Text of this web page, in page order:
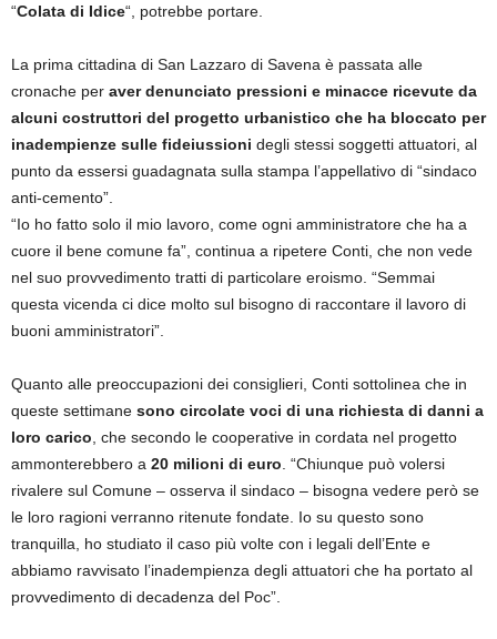
“Colata di Idice“, potrebbe portare.
La prima cittadina di San Lazzaro di Savena è passata alle
cronache per aver denunciato pressioni e minacce ricevute da
alcuni costruttori del progetto urbanistico che ha bloccato per
inadempienze sulle fideiussioni degli stessi soggetti attuatori, al
punto da essersi guadagnata sulla stampa l’appellativo di “sindaco
anti-cemento”.
“Io ho fatto solo il mio lavoro, come ogni amministratore che ha a
cuore il bene comune fa”, continua a ripetere Conti, che non vede
nel suo provvedimento tratti di particolare eroismo. “Semmai
questa vicenda ci dice molto sul bisogno di raccontare il lavoro di
buoni amministratori”.
Quanto alle preoccupazioni dei consiglieri, Conti sottolinea che in
queste settimane sono circolate voci di una richiesta di danni a
loro carico , che secondo le cooperative in cordata nel progetto
ammonterebbero a 20 milioni di euro . “Chiunque può volersi
rivalere sul Comune – osserva il sindaco – bisogna vedere però se
le loro ragioni verranno ritenute fondate. Io su questo sono
tranquilla, ho studiato il caso più volte con i legali dell’Ente e
abbiamo ravvisato l’inadempienza degli attuatori che ha portato al
provvedimento di decadenza del Poc”.